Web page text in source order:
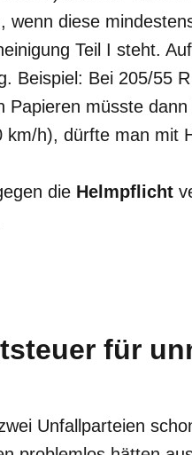
wenn diese
Teil I steht.
Beispiel: Bei 205/55
müsste
h), dürfte man mit
die Helmpflicht
für
Unfallparteien